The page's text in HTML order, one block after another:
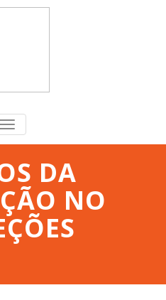
TOGGLE
NAVIGATION
DA
NO